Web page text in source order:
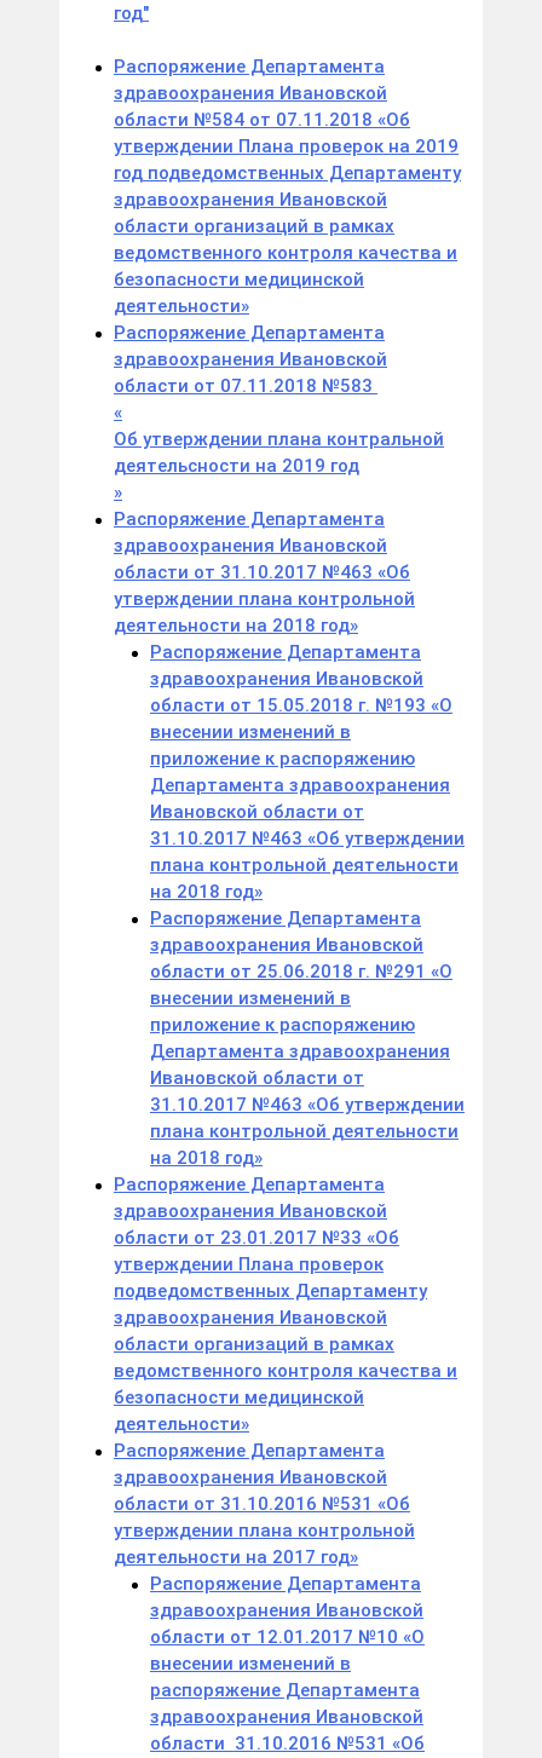
год"
Распоряжение Департамента
здравоохранения Ивановской
области №584 от 07.11.2018 «Об
утверждении Плана проверок на 2019
год подведомственных Департаменту
здравоохранения Ивановской
области организаций в рамках
ведомственного контроля качества и
безопасности медицинской
деятельности»
Распоряжение Департамента
здравоохранения Ивановской
области от 07.11.2018 №583
«
Об утверждении плана контральной
деятельсности на 2019 год
»
Распоряжение Департамента
здравоохранения Ивановской
области от 31.10.2017 №463 «Об
утверждении плана контрольной
деятельности на 2018 год»
Распоряжение Департамента
здравоохранения Ивановской
области от 15.05.2018 г. №193 «О
внесении изменений в
приложение к распоряжению
Департамента здравоохранения
Ивановской области от
31.10.2017 №463 «Об утверждении
плана контрольной деятельности
на 2018 год»
Распоряжение Департамента
здравоохранения Ивановской
области от 25.06.2018 г. №291 «О
внесении изменений в
приложение к распоряжению
Департамента здравоохранения
Ивановской области от
31.10.2017 №463 «Об утверждении
плана контрольной деятельности
на 2018 год»
Распоряжение Департамента
здравоохранения Ивановской
области от 23.01.2017 №33 «Об
утверждении Плана проверок
подведомственных Департаменту
здравоохранения Ивановской
области организаций в рамках
ведомственного контроля качества и
безопасности медицинской
деятельности»
Распоряжение Департамента
здравоохранения Ивановской
области от 31.10.2016 №531 «Об
утверждении плана контрольной
деятельности на 2017 год»
Распоряжение Департамента
здравоохранения Ивановской
области от 12.01.2017 №10 «О
внесении изменений в
распоряжение Департамента
здравоохранения Ивановской
области 31.10.2016 №531 «Об